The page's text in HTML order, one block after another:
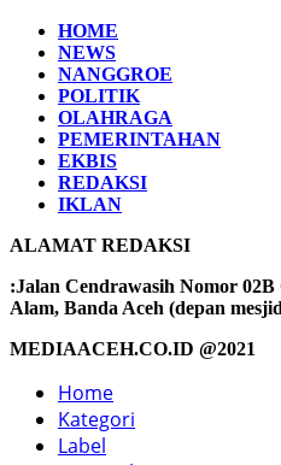
HOME
NEWS
NANGGROE
POLITIK
OLAHRAGA
PEMERINTAHAN
EKBIS
REDAKSI
IKLAN
ALAMAT REDAKSI
:Jalan Cendrawasih Nomor
Alam, Banda Aceh (depan
MEDIAACEH.CO.ID @2021
Home
Kategori
Label